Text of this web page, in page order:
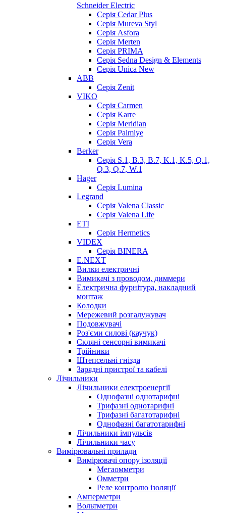
Schneider Electric
Серія Cedar Plus
Серія Mureva Styl
Серія Asfora
Серія Merten
Серія PRIMA
Серія Sedna Design & Elements
Серія Unica New
ABB
Серія Zenit
VIKO
Серія Сarmen
Серія Karre
Серія Meridian
Серія Palmiye
Серія Vera
Berker
Серія S.1, B.3, B.7, K.1, K.5, Q.1,
Q.3, Q.7, W.1
Hager
Серія Lumina
Legrand
Серія Valena Classic
Серія Valena Life
ETI
Серія Hermetics
VIDEX
Серія BINERA
E.NEXT
Вилки електричні
Вимикачі з проводом, диммери
Електрична фурнітура, накладний
монтаж
Колодки
Мережевий розгалужувач
Подовжувачі
Роз'єми силові (каучук)
Скляні сенсорні вимикачі
Трійники
Штепсельні гнізда
Зарядні пристрої та кабелі
Лічильники
Лічильники електроенергії
Однофазні однотарифні
Трифазні однотарифні
Трифазні багатотарифні
Однофазні багатотарифні
Лічильники імпульсів
Лічильники часу
Вимірювальні прилади
Вимірювачі опору ізоляції
Мегаомметри
Омметри
Реле контролю ізоляції
Амперметри
Вольтметри